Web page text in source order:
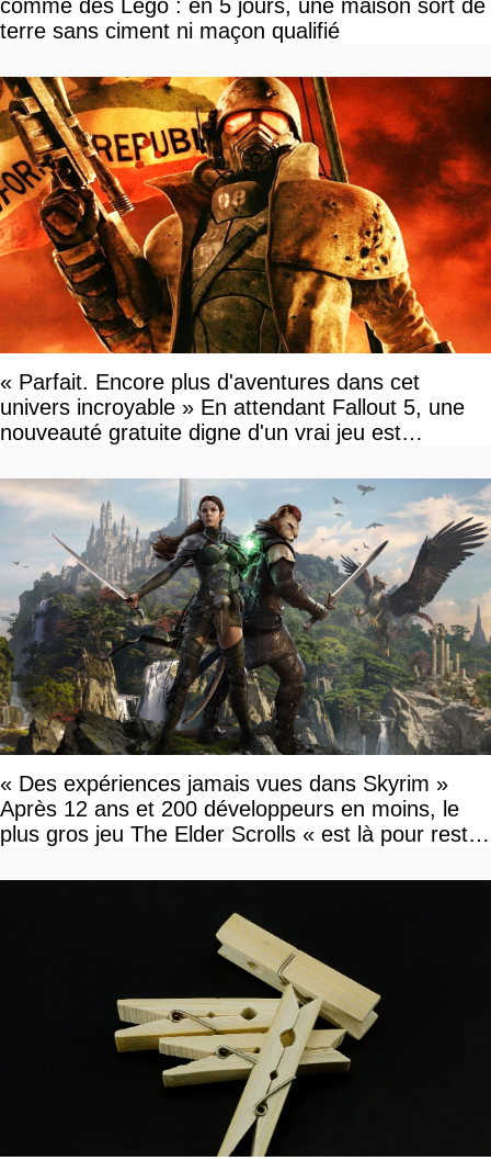
comme des Lego : en 5 jours, une maison sort de
terre sans ciment ni maçon qualifié
« Parfait. Encore plus d'aventures dans cet
univers incroyable » En attendant Fallout 5, une
nouveauté gratuite digne d'un vrai jeu est
« Des expériences jamais vues dans Skyrim »
Après 12 ans et 200 développeurs en moins, le
plus gros jeu The Elder Scrolls « est là pour rester